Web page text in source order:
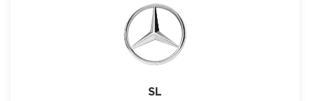
SL